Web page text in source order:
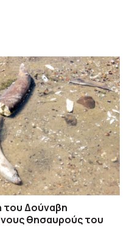
του Δούναβη
θησαυρούς του